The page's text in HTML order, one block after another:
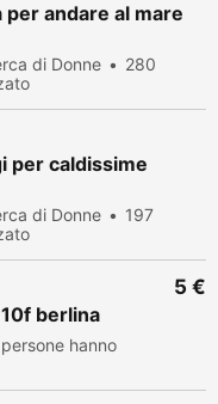
andare al mare
di Donne
280
per caldissime
di Donne
197
berlina
hanno
5 €